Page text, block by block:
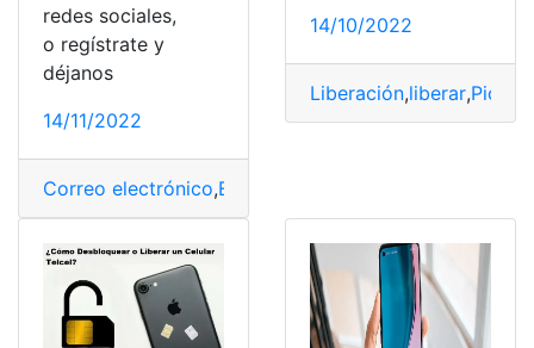
redes sociales,
o regístrate y
déjanos
14/11/2022
Correo electrónico,Espacio
14/10/2022
Liberación,liberar,Pico y